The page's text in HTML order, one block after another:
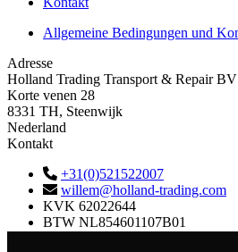
Allgemeine Bedingungen und
Adresse
Holland Trading Transport & Repair BV
Korte venen 28
8331 TH, Steenwijk
Nederland
Kontakt
+31(0)521522007
willem@holland-trading.com
KVK 62022644
BTW NL854601107B01